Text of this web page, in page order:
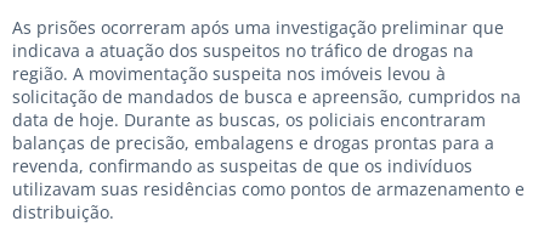
As prisões ocorreram após uma investigação preliminar que
indicava a atuação dos suspeitos no tráfico de drogas na
região. A movimentação suspeita nos imóveis levou à
solicitação de mandados de busca e apreensão, cumpridos na
data de hoje. Durante as buscas, os policiais encontraram
balanças de precisão, embalagens e drogas prontas para a
revenda, confirmando as suspeitas de que os indivíduos
utilizavam suas residências como pontos de armazenamento e
distribuição.